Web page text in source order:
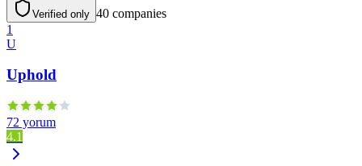
Verified only 40 companies
1
U
Uphold
72 yorum
4.1